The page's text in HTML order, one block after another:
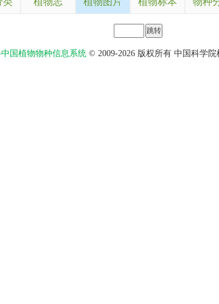
国植物物种信息系统 © 2009-2026 版权所有 中国科学